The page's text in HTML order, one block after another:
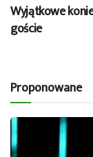
Wyjątkowe
goście
Proponowane